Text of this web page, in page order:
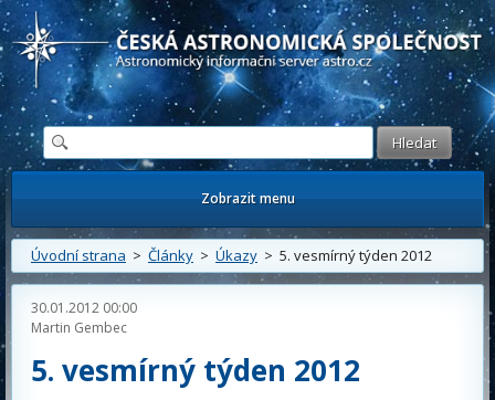
Česká astronomická společnost - Informační astronomický server
Zobrazit menu
Úvodní strana > Články > Úkazy > 5. vesmírný týden 2012
30.01.2012 00:00
Martin Gembec
5. vesmírný týden 2012